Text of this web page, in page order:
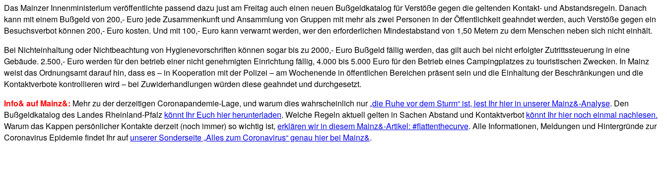
Das Mainzer Innenministerium veröffentlichte passend dazu just am Freitag auch einen neuen Bußgeldkatalog für Verstöße gegen die geltenden Kontakt- und Abstandsregeln. Danach
kann mit einem Bußgeld von 200,- Euro jede Zusammenkunft und Ansammlung von Gruppen mit mehr als zwei Personen in der Öffentlichkeit geahndet werden, auch Verstöße gegen ein
Besuchsverbot können 200,- Euro kosten. Und mit 100,- Euro kann verwarnt werden, wer den erforderlichen Mindestabstand von 1,50 Metern zu dem Menschen neben sich nicht einhält.
Bei Nichteinhaltung oder Nichtbeachtung von Hygienevorschriften können sogar bis zu 2000,- Euro Bußgeld fällig werden, das gilt auch bei nicht erfolgter Zutrittssteuerung in eine
Gebäude. 2.500,- Euro werden für den betrieb einer nicht genehmigten Einrichtung fällig, 4.000 bis 5.000 Euro für den Betrieb eines Campingplatzes zu touristischen Zwecken. In Mainz
weist das Ordnungsamt darauf hin, dass es – in Kooperation mit der Polizei – am Wochenende in öffentlichen Bereichen präsent sein und die Einhaltung der Beschränkungen und die
Kontaktverbote kontrollieren wird – bei Zuwiderhandlungen würden diese geahndet und durchgesetzt.
Info& auf Mainz&: Mehr zu der derzeitigen Coronapandemie-Lage, und warum dies wahrscheinlich nur„die Ruhe vor dem Sturm“ ist, lest Ihr hier in unserer Mainz&-Analyse. Den
Bußgeldkatalog des Landes Rheinland-Pfalz könnt Ihr Euch hier herunterladen. Welche Regeln aktuell gelten in Sachen Abstand und Kontaktverbot könnt Ihr hier noch einmal nachlesen.
Warum das Kappen persönlicher Kontakte derzeit (noch immer) so wichtig ist, erklären wir in diesem Mainz&-Artikel: #flattenthecurve. Alle Informationen, Meldungen und Hintergründe zur
Coronavirus Epidemie findet Ihr aufunserer Sonderseite „Alles zum Coronavirus“ genau hier bei Mainz&.